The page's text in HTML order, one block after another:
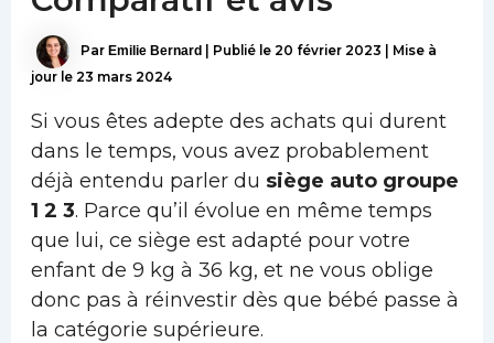
Par Emilie Bernard Publié le 20 février 2023
Mise à
jour le 23 mars 2024
Si vous êtes adepte des achats qui durent
dans le temps, vous avez probablement
déjà entendu parler du siège auto groupe
1 2 3. Parce qu’il évolue en même temps
que lui, ce siège est adapté pour votre
enfant de 9 kg à 36 kg, et ne vous oblige
donc pas à réinvestir dès que bébé passe à
la catégorie supérieure.